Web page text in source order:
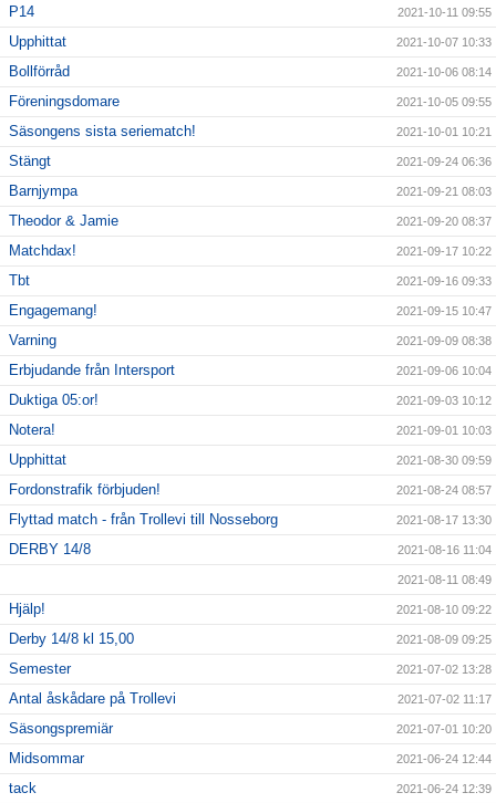
P14 2021-10-11 09:55
Upphittat 2021-10-07 10:33
Bollförråd 2021-10-06 08:14
Föreningsdomare 2021-10-05 09:55
Säsongens sista seriematch! 2021-10-01 10:21
Stängt 2021-09-24 06:36
Barnjympa 2021-09-21 08:03
Theodor & Jamie 2021-09-20 08:37
Matchdax! 2021-09-17 10:22
Tbt 2021-09-16 09:33
Engagemang! 2021-09-15 10:47
Varning 2021-09-09 08:38
Erbjudande från Intersport 2021-09-06 10:04
Duktiga 05:or! 2021-09-03 10:12
Notera! 2021-09-01 10:03
Upphittat 2021-08-30 09:59
Fordonstrafik förbjuden! 2021-08-24 08:57
Flyttad match - från Trollevi till Nosseborg 2021-08-17 13:30
DERBY 14/8 2021-08-16 11:04
2021-08-11 08:49
Hjälp! 2021-08-10 09:22
Derby 14/8 kl 15,00 2021-08-09 09:25
Semester 2021-07-02 13:28
Antal åskådare på Trollevi 2021-07-02 11:17
Säsongspremiär 2021-07-01 10:20
Midsommar 2021-06-24 12:44
tack 2021-06-24 12:39